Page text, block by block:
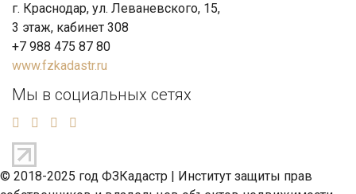
г. Краснодар, ул. Леваневского, 15,
3 этаж, кабинет 308
+7 988 475 87 80
www.fzkadastr.ru
Мы в социальных сетях
© 2018-2025 год ФЗКадастр | Институт защиты прав